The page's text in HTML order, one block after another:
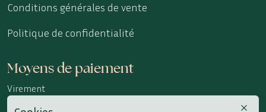
Conditions générales de vente
Politique de confidentialité
Moyens de paiement
Virement